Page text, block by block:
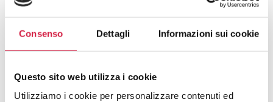
Consenso Dettagli Informazioni sui cookie
Questo sito web utilizza i cookie
Utilizziamo i cookie per personalizzare contenuti ed
Popolazione?